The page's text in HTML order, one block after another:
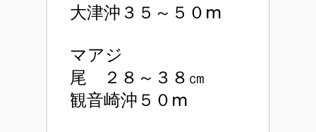
大津沖３５～５０ⅿ
マアジ
尾 ２８～３８㎝
観音崎沖５０ⅿ